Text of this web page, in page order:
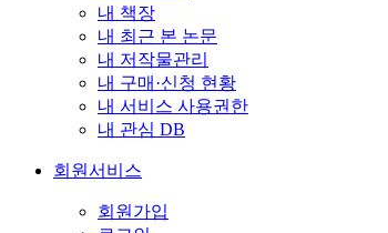
내 책장
내 최근 본 논문
내 저작물관리
내 구매·신청 현황
내 서비스 사용권한
내 관심 DB
회원서비스
회원가입